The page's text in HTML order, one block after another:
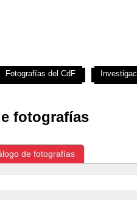
fotografías
de fotografías
Fotografías del CdF